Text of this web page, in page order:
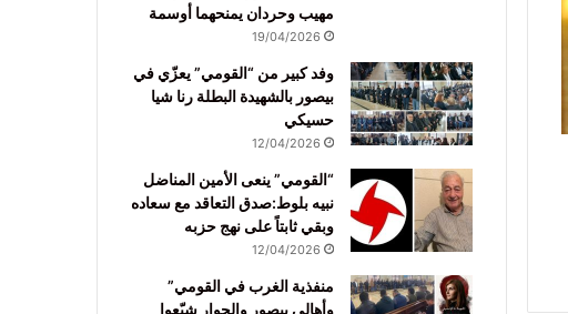
مهيب وحردان يمنحهما أوسمة
19/04/2026
وفد كبير من “القومي” يعزّي في
بيصور بالشهيدة البطلة رنا شيا
حسيكي
12/04/2026
“القومي” ينعى الأمين المناضل
نبيه بلوط:صدق التعاقد مع سعاده
وبقي ثابتاً على نهج حزبه
12/04/2026
منفذية الغرب في القومي”
وأهالي بيصور والجوار شيّعوا